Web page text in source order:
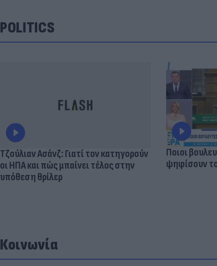
POLITICS
Τζούλιαν Ασάνζ: Γιατί τον κατηγορούν
οι ΗΠΑ και πώς μπαίνει τέλος στην
υπόθεση θρίλερ
Ποιοι
ψηφίσουν
Κοινωνία